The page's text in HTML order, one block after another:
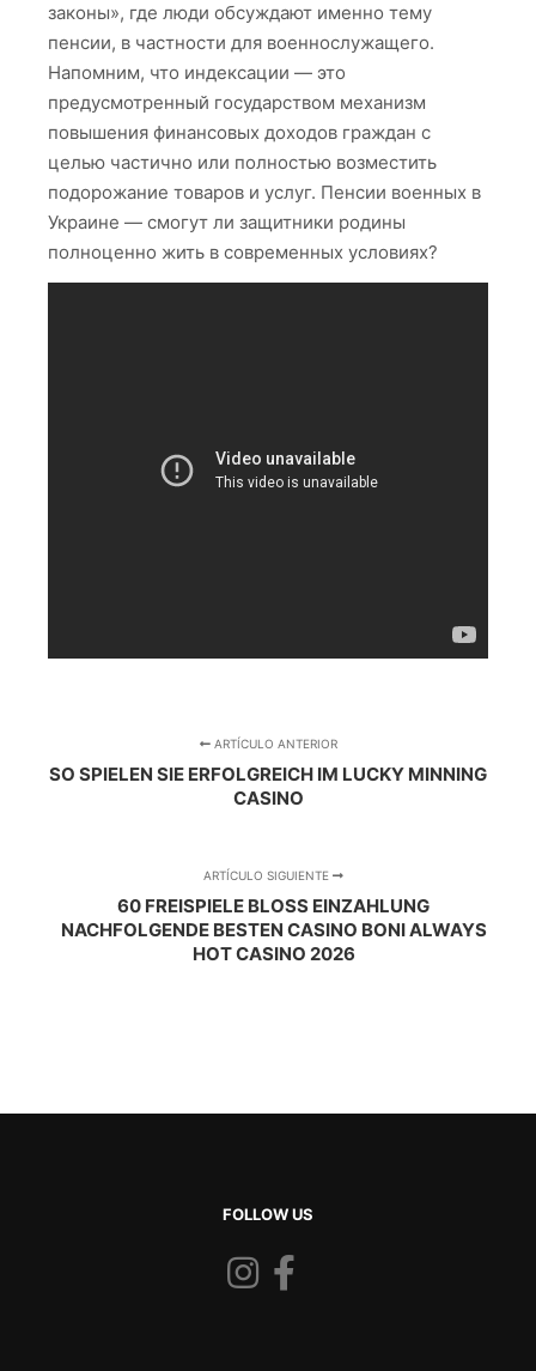
законы», где люди обсуждают именно тему
пенсии, в частности для военнослужащего.
Напомним, что индексации — это
предусмотренный государством механизм
повышения финансовых доходов граждан с
целью частично или полностью возместить
подорожание товаров и услуг. Пенсии военных в
Украине — смогут ли защитники родины
полноценно жить в современных условиях?
ARTÍCULO ANTERIOR
SO SPIELEN SIE ERFOLGREICH IM LUCKY MINNING
CASINO
ARTÍCULO SIGUIENTE
60 FREISPIELE BLOSS EINZAHLUNG N
ACHFOLGENDE BESTEN CASINO BONI ALWAYS H
OT CASINO 2026
FOLLOW US